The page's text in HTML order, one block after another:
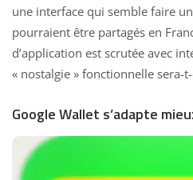
une interface qui semble faire
pourraient être partagés en
d’application est scrutée avec
« nostalgie » fonctionnelle sera-
Google Wallet s’adapte